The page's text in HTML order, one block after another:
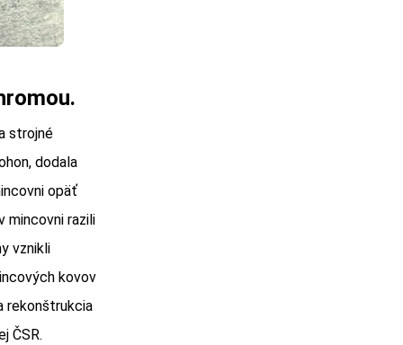
strojné
dodala
opäť
mincovni razili
vznikli
kovov
rekonštrukcia
ČSR.